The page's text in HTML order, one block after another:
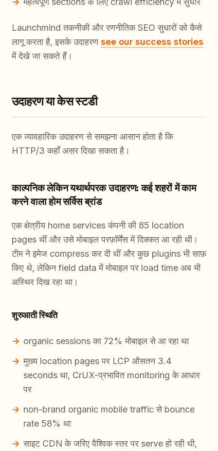
Launchmind तकनीकी और रणनीतिक SEO सुधारों को कैसे
लागू करता है, इसके उदाहरण see our success stories
में देखे जा सकते हैं।
उदाहरण या केस स्टडी
एक व्यावहारिक उदाहरण से समझना आसान होता है कि
HTTP/3 कहाँ असर दिखा सकता है।
काल्पनिक लेकिन यथार्थपरक उदाहरण: कई शहरों में काम
करने वाला होम सर्विस ब्रांड
एक क्षेत्रीय home services कंपनी की 85 location
pages थीं और उसे मोबाइल परफ़ॉर्मेंस में दिक्कत आ रही थी।
टीम ने इमेज compress कर दी थीं और कुछ plugins भी साफ़
किए थे, लेकिन field data में मोबाइल पर load time अब भी
अस्थिर दिख रहा था।
शुरुआती स्थिति
organic sessions का 72% मोबाइल से आ रहा था
मुख्य location pages पर LCP औसतन 3.4
seconds था, CrUX-प्रभावित monitoring के आधार
पर
non-brand organic mobile traffic से bounce
rate 58% था
साइट CDN के जरिए वैश्विक स्तर पर serve हो रही थी,